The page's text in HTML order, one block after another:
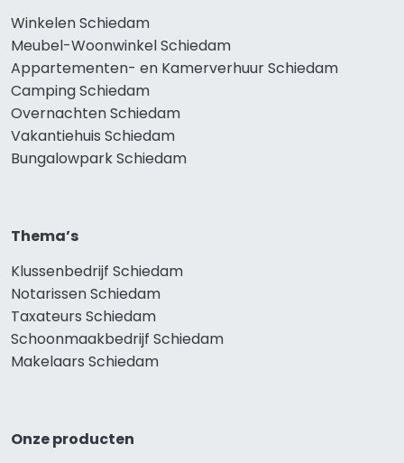
Winkelen Schiedam
Meubel-Woonwinkel Schiedam
Appartementen- en Kamerverhuur Schiedam
Camping Schiedam
Overnachten Schiedam
Vakantiehuis Schiedam
Bungalowpark Schiedam
Thema’s
Klussenbedrijf Schiedam
Notarissen Schiedam
Taxateurs Schiedam
Schoonmaakbedrijf Schiedam
Makelaars Schiedam
Onze producten